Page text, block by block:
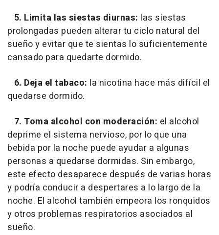
5. Limita las siestas diurnas: las siestas
prolongadas pueden alterar tu ciclo natural del
sueño y evitar que te sientas lo suficientemente
cansado para quedarte dormido.
6. Deja el tabaco: la nicotina hace más difícil el
quedarse dormido.
7. Toma alcohol con moderación: el alcohol
deprime el sistema nervioso, por lo que una
bebida por la noche puede ayudar a algunas
personas a quedarse dormidas. Sin embargo,
este efecto desaparece después de varias horas
y podría conducir a despertares a lo largo de la
noche. El alcohol también empeora los ronquidos
y otros problemas respiratorios asociados al
sueño.